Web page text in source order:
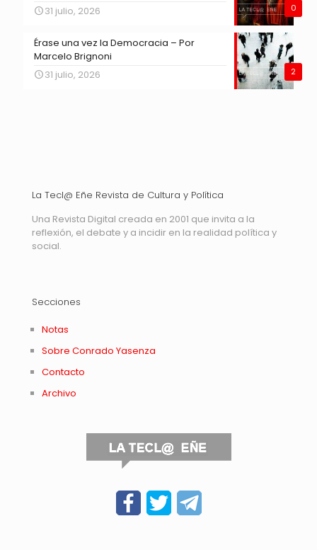
0
31 julio, 2026
2
Érase una vez la Democracia – Por
Marcelo Brignoni
31 julio, 2026
La Tecl@ Eñe Revista de Cultura y Política
Una Revista Digital creada en 2001 que invita a la
reflexión, el debate y a incidir en la realidad política y
social.
Secciones
Notas
Sobre Conrado Yasenza
Contacto
Archivo